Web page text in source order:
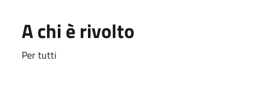
A chi è rivolto
Per tutti